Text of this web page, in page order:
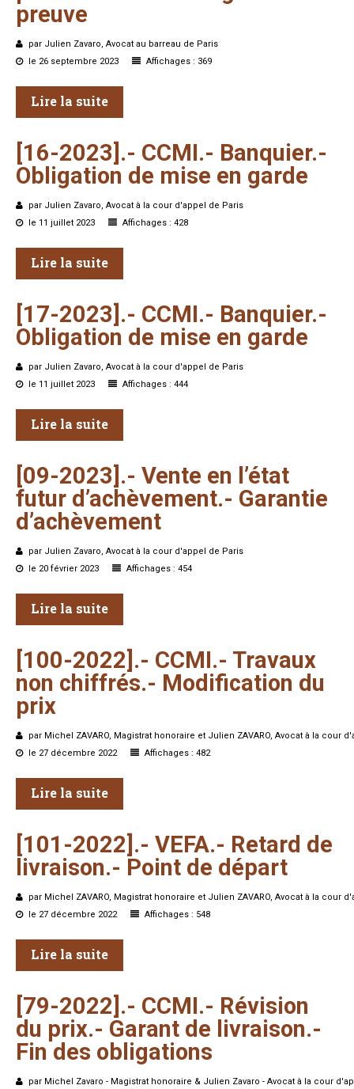
preuve
par Julien Zavaro, Avocat au barreau de Paris
le 26 septembre 2023
Affichages : 369
Lire la suite
[16-2023].- CCMI.- Banquier.-
Obligation de mise en garde
par Julien Zavaro, Avocat à la cour d'appel de Paris
le 11 juillet 2023
Affichages : 428
Lire la suite
[17-2023].- CCMI.- Banquier.-
Obligation de mise en garde
par Julien Zavaro, Avocat à la cour d'appel de Paris
le 11 juillet 2023
Affichages : 444
Lire la suite
[09-2023].- Vente en l’état
futur d’achèvement.- Garantie
d’achèvement
par Julien Zavaro, Avocat à la cour d'appel de Paris
le 20 février 2023
Affichages : 454
Lire la suite
[100-2022].- CCMI.- Travaux
non chiffrés.- Modification du
prix
par Michel ZAVARO, Magistrat honoraire et Julien ZAVARO, Avocat à la cour
le 27 décembre 2022
Affichages : 482
Lire la suite
[101-2022].- VEFA.- Retard de
livraison.- Point de départ
par Michel ZAVARO, Magistrat honoraire et Julien ZAVARO, Avocat à la cour
le 27 décembre 2022
Affichages : 548
Lire la suite
[79-2022].- CCMI.- Révision
du prix.- Garant de livraison.-
Fin des obligations
par Michel Zavaro - Magistrat honoraire & Julien Zavaro - Avocat à la cour